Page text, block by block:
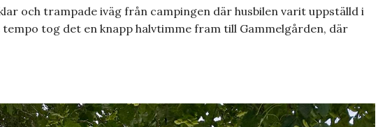
och trampade iväg från campingen där husbilen varit uppställd i
tog det en knapp halvtimme fram till Gammelgården, där